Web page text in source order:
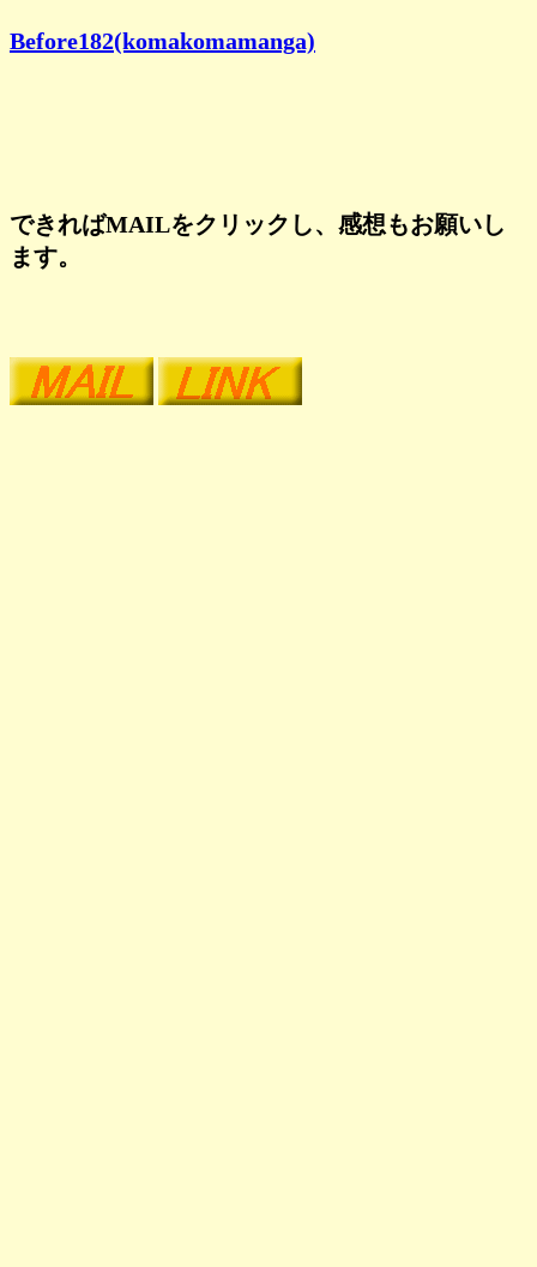
Before182(komakomamanga)
できればMAILをクリックし、感想もお願いし
ます。